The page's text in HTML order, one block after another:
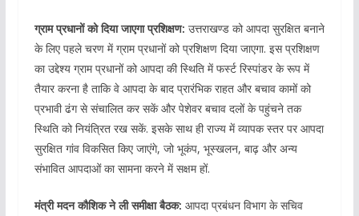
ग्राम प्रधानों को दिया जाएगा प्रशिक्षण: उत्तराखण्ड को आपदा सुरक्षित बनाने
के लिए पहले चरण में ग्राम प्रधानों को प्रशिक्षण दिया जाएगा. इस प्रशिक्षण
का उद्देश्य ग्राम प्रधानों को आपदा की स्थिति में फर्स्ट रिस्पांडर के रूप में
तैयार करना है ताकि वे आपदा के बाद प्रारंभिक राहत और बचाव कामों को
प्रभावी ढंग से संचालित कर सकें और पेशेवर बचाव दलों के पहुंचने तक
स्थिति को नियंत्रित रख सकें. इसके साथ ही राज्य में व्यापक स्तर पर आपदा
सुरक्षित गांव विकसित किए जाएंगे, जो भूकंप, भूस्खलन, बाढ़ और अन्य
संभावित आपदाओं का सामना करने में सक्षम हों.
मंत्री मदन कौशिक ने ली समीक्षा बैठक: आपदा प्रबंधन विभाग के सचिव